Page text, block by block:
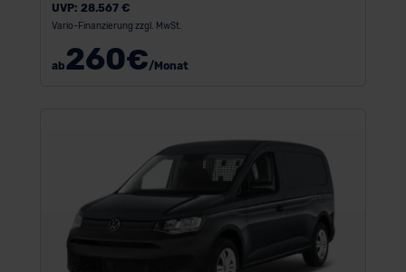
UVP: 28.567 €
Vario-Finanzierung zzgl. MwSt.
ab260€/Monat